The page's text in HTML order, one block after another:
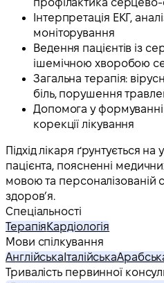
Інтерпретація ЕКГ,
моніторування
Ведення пацієнтів із
ішемічною хворобою
Загальна терапія:
біль, порушення
Допомога у
корекції лікування
Підхід лікаря ґрунтується
пацієнта, поясненні
мовою та персоналізованій
здоров’я.
Спеціальності
Терапія Кардіологія
Мови спілкування
Англійська Італійська
Тривалість первинної